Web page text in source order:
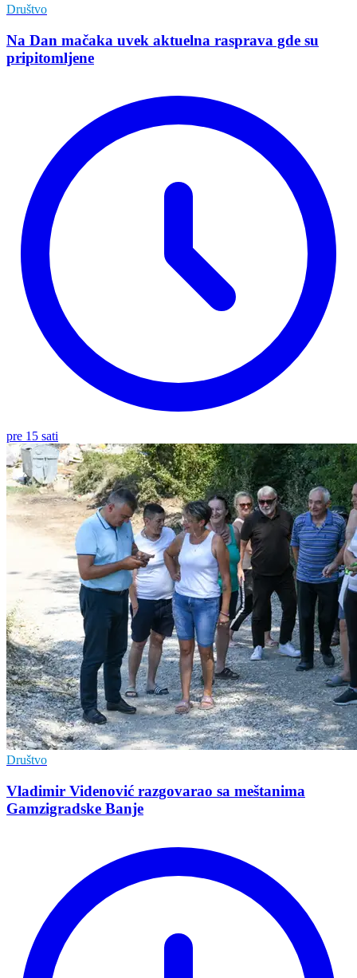
Društvo
Na Dan mačaka uvek aktuelna rasprava gde su
pripitomljene
pre 15 sati
Društvo
Vladimir Vidеnović razgovarao sa mеštanima
Gamzigradskе Banjе